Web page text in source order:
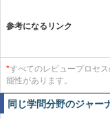
参考になるリンク
*すべてのレビュープロセ
能性があります。
同じ学問分野のジャー